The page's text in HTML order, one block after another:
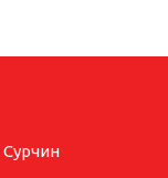
Сурчин